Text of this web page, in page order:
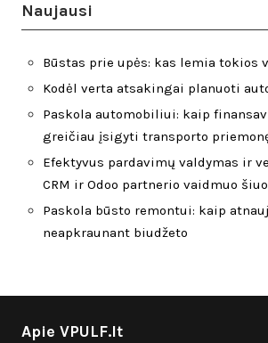
Naujausi
Būstas prie upės: kas lemia tokios
Kodėl verta atsakingai planuoti
Paskola automobiliui: kaip
greičiau įsigyti transporto
Efektyvus pardavimų valdymas ir
CRM ir Odoo partnerio vaidmuo
Paskola būsto remontui: kaip
neapkraunant biudžeto
Apie VPULF.lt